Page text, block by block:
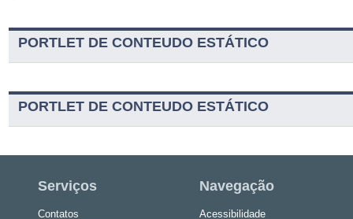
PORTLET DE CONTEUDO ESTÁTICO
PORTLET DE CONTEUDO ESTÁTICO
Serviços
Contatos
Navegação
Acessibilidade